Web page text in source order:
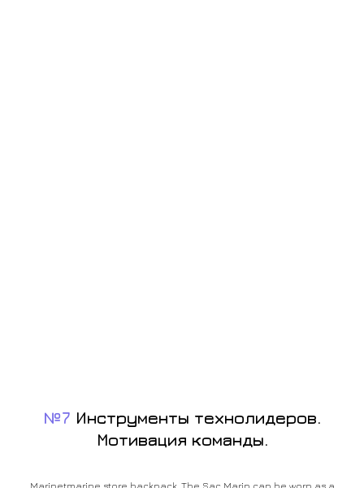
№7 Инструменты технолидеров.
Мотивация команды.